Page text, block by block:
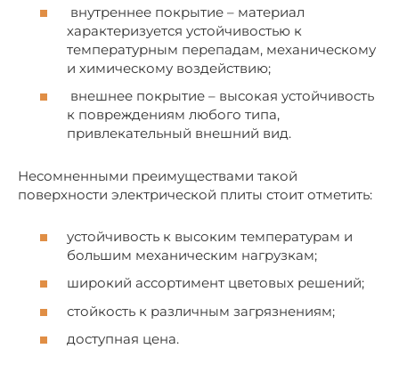
внутреннее покрытие – материал
характеризуется устойчивостью к
температурным перепадам, механическому
и химическому воздействию;
внешнее покрытие – высокая устойчивость
к повреждениям любого типа,
привлекательный внешний вид.
Несомненными преимуществами такой
поверхности электрической плиты стоит отметить:
устойчивость к высоким температурам и
большим механическим нагрузкам;
широкий ассортимент цветовых решений;
стойкость к различным загрязнениям;
доступная цена.